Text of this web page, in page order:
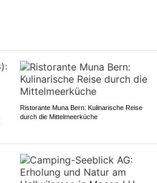
Ristorante Muna Bern: Kulinarische Reise
durch die Mittelmeerküche